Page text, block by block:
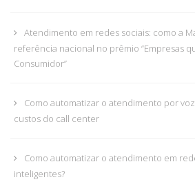
Atendimento em redes sociais: como a
referência nacional no prêmio “Empresas
Consumidor”
Como automatizar o atendimento por
custos do call center
Como automatizar o atendimento em
inteligentes?